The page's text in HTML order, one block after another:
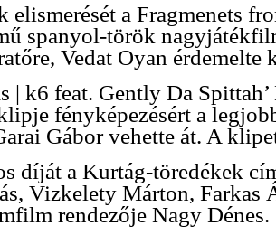
a Fragmenets
spanyol-török
Vedat Oyan érdemelte
| k6 feat. Gently Da
fényképezésért a
Gábor vehette át. A
díját a Kurtág-töredékek
Vizkelety Márton, Farkas
rendezője Nagy Dénes.